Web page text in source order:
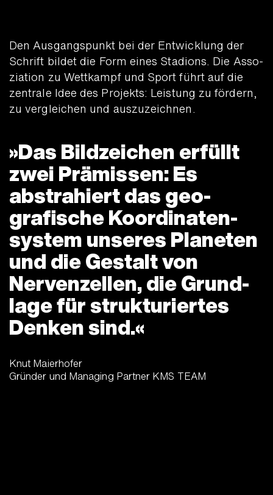
Das Bild­zeichen erfüllt
zwei Prämissen: Es
abstra­hiert das geo­
grafische Koordinaten­
system unseres Planeten
und die Gestalt von
Nerven­zellen, die Grund­
lage für struktu­riertes
Denken sind.
Knut Maierhofer
Gründer und Managing Partner KMS TEAM
Den Ausgangs­punkt bei der Ent­wicklung der
Schrift bildet die Form eines Stadions. Die Asso­
ziation zu Wett­kampf und Sport führt auf die
zentrale Idee des Projekts: Leistung zu fördern,
zu ver­gleichen und aus­zuzeichnen.